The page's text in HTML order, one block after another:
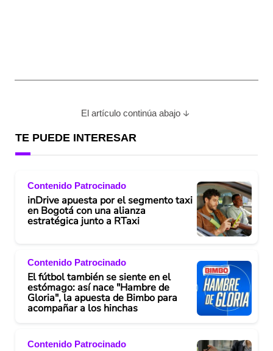
El artículo continúa abajo
TE PUEDE INTERESAR
Contenido Patrocinado
inDrive apuesta por el segmento taxi
en Bogotá con una alianza
estratégica junto a RTaxi
Contenido Patrocinado
El fútbol también se siente en el
estómago: así nace "Hambre de
Gloria", la apuesta de Bimbo para
acompañar a los hinchas
Contenido Patrocinado